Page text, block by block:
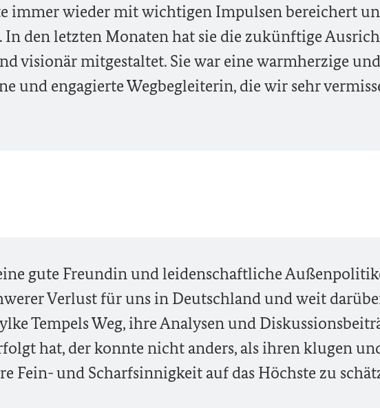
immer wieder mit wichtigen Impulsen bereichert
den letzten Monaten hat sie die zukünftige
visionär mitgestaltet. Sie war eine warmherzige und
und engagierte Wegbegleiterin, die wir sehr
gute Freundin und leidenschaftliche
Verlust für uns in Deutschland und weit
Tempels Weg, ihre Analysen und
hat, der konnte nicht anders, als ihren klugen
Fein- und Scharfsinnigkeit auf das Höchste zu